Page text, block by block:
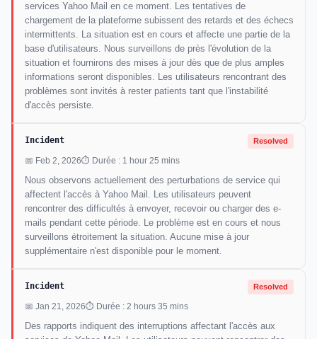
services Yahoo Mail en ce moment. Les tentatives de
chargement de la plateforme subissent des retards et des échecs
intermittents. La situation est en cours et affecte une partie de la
base d'utilisateurs. Nous surveillons de près l'évolution de la
situation et fournirons des mises à jour dès que de plus amples
informations seront disponibles. Les utilisateurs rencontrant des
problèmes sont invités à rester patients tant que l'instabilité
d'accès persiste.
Incident Resolved
📅 Feb 2, 2026⏱ Durée : 1 hour 25 mins
Nous observons actuellement des perturbations de service qui
affectent l'accès à Yahoo Mail. Les utilisateurs peuvent
rencontrer des difficultés à envoyer, recevoir ou charger des e-
mails pendant cette période. Le problème est en cours et nous
surveillons étroitement la situation. Aucune mise à jour
supplémentaire n'est disponible pour le moment.
Incident Resolved
📅 Jan 21, 2026⏱ Durée : 2 hours 35 mins
Des rapports indiquent des interruptions affectant l'accès aux